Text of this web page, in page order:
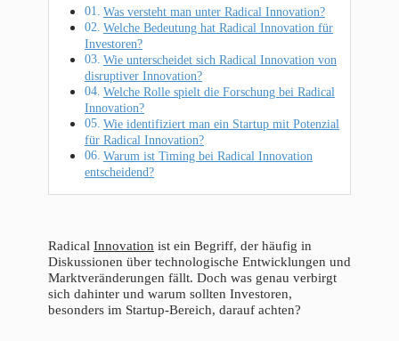
Was versteht man unter Radical Innovation?
Welche Bedeutung hat Radical Innovation für
Investoren?
Wie unterscheidet sich Radical Innovation von
disruptiver Innovation?
Welche Rolle spielt die Forschung bei Radical
Innovation?
Wie identifiziert man ein Startup mit Potenzial
für Radical Innovation?
Warum ist Timing bei Radical Innovation
entscheidend?
Radical Innovation ist ein Begriff, der häufig in
Diskussionen über technologische Entwicklungen und
Marktveränderungen fällt. Doch was genau verbirgt
sich dahinter und warum sollten Investoren,
besonders im Startup-Bereich, darauf achten?